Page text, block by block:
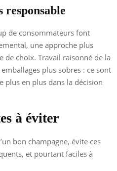
responsable
de consommateurs font
une approche plus
de choix. Travail raisonné de la
plus sobres : ce sont
plus en plus dans la décision
à éviter
bon champagne, évite ces
et pourtant faciles à